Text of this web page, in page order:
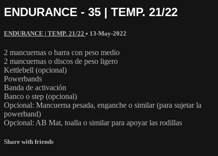
ENDURANCE - 35 | TEMP. 21/22
ENDURANCE | TEMP. 21/22 • 13-May-2022
2 mancuernas o barra con peso medio
2 mancuernas o discos de peso ligero
Kettlebell (opcional)
Powerbands
Banda de activación
Banco o step (opcional)
Opcional: Mancuerna pesada, enganche o similar (para sujetar la
powerband)
Opcional: AB Mat, toalla o similar para apoyar las rodillas
Share with friends